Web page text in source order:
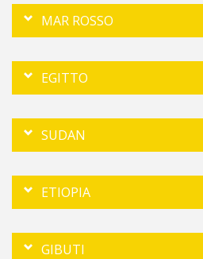
MAR ROSSO
EGITTO
SUDAN
ETIOPIA
GIBUTI